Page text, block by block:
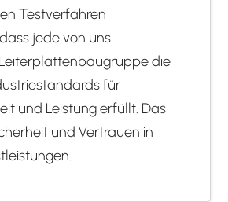
Testverfahren
jede von uns
die
für
und Leistung erfüllt. Das
und Vertrauen in